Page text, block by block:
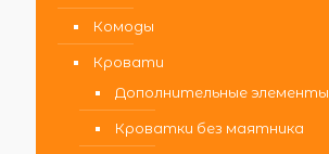
Комоды
Кровати
Дополнительные элементы
Кроватки без маятника